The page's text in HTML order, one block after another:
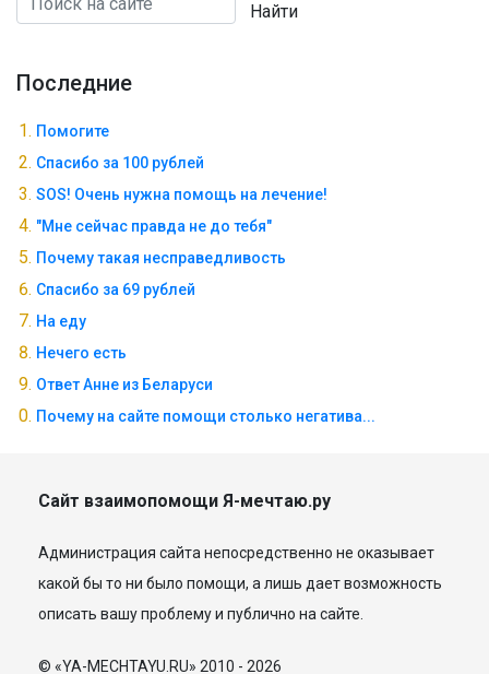
Найти
Последние
Помогите
Спасибо за 100 рублей
SOS! Очень нужна помощь на лечение!
"Мне сейчас правда не до тебя"
Почему такая несправедливость
Спасибо за 69 рублей
На еду
Нечего есть
Ответ Анне из Беларуси
Почему на сайте помощи столько негатива...
Сайт взаимопомощи Я-мечтаю.ру
Администрация сайта непосредственно не оказывает
какой бы то ни было помощи, а лишь дает возможность
описать вашу проблему и публично на сайте.
© «YA-MECHTAYU.RU» 2010 - 2026